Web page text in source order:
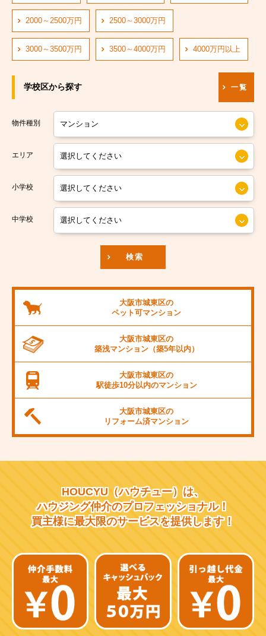
大阪市東住吉区
大阪市西成区
大阪市住之江区
大阪市平野区
大阪市北区
大阪市中央区
阪神なんば線
阪急神戸線
阪堺電軌阪堺線
大阪市営今里筋線
大阪市営堺筋線
南海本線
南海汐見橋線
京阪本線
JR阪和線
JR桜島線
阪堺電軌上町線
東海道新幹線
阪急千里線
JR片町線
近鉄南大阪線
京阪中之島線
近鉄難波線
2000～2500万円 2500～3000万円
3000～3500万円 3500～4000万円 4000万円以上
学校区から探す 一覧
物件種別
エリア
小学校
中学校
検索
大阪市城東区の
ペット可マンション
大阪市城東区の
築浅マンション（築5年以内）
大阪市城東区の
駅徒歩10分以内のマンション
大阪市城東区の
リフォーム済マンション
HOUCYU（ハウチュー）は、
ハウジング仲介のプロフェッショナル！
買主様に最大限のサービスを提供します！